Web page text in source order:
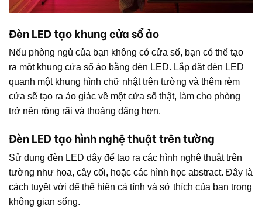
Đèn LED tạo khung cửa sổ ảo
Nếu phòng ngủ của bạn không có cửa sổ, bạn có thể tạo
ra một khung cửa sổ ảo bằng đèn LED. Lắp đặt đèn LED
quanh một khung hình chữ nhật trên tường và thêm rèm
cửa sẽ tạo ra ảo giác về một cửa sổ thật, làm cho phòng
trở nên rộng rãi và thoáng đãng hơn.
Đèn LED tạo hình nghệ thuật trên tường
Sử dụng đèn LED dây để tạo ra các hình nghệ thuật trên
tường như hoa, cây cối, hoặc các hình học abstract. Đây là
cách tuyệt vời để thể hiện cá tính và sở thích của bạn trong
không gian sống.